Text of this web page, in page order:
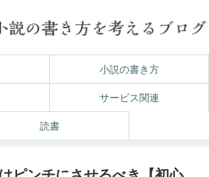
小説の書き方
サービス関連
読書